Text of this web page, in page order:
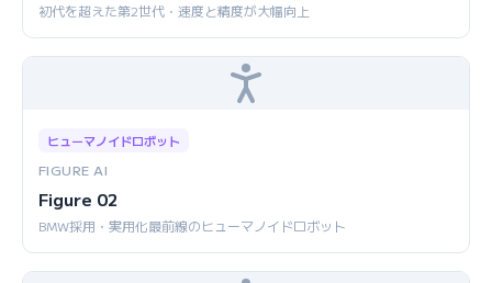
初代を超えた第2世代・速度と精度が大幅向上
ヒューマノイドロボット
FIGURE AI
Figure 02
BMW採用・実用化最前線のヒューマノイドロボット